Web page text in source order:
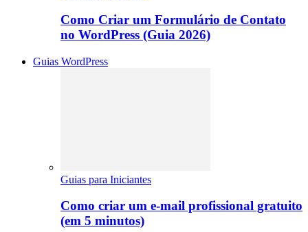
Como Criar um Formulário de Contato
no WordPress (Guia 2026)
Guias WordPress
Guias para Iniciantes
Como criar um e-mail profissional gratuito
(em 5 minutos)